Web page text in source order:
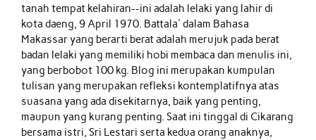
tanah tempat kelahiran--ini adalah lelaki yang lahir di
kota daeng, 9 April 1970. Battala' dalam Bahasa
Makassar yang berarti berat adalah merujuk pada berat
badan lelaki yang memiliki hobi membaca dan menulis ini,
yang berbobot 100 kg. Blog ini merupakan kumpulan
tulisan yang merupakan refleksi kontemplatifnya atas
suasana yang ada disekitarnya, baik yang penting,
maupun yang kurang penting. Saat ini tinggal di Cikarang
bersama istri, Sri Lestari serta kedua orang anaknya,